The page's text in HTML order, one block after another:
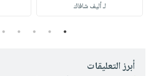
لـ أليف شافاك
1
2
3
4
5
أبرز التعليقات